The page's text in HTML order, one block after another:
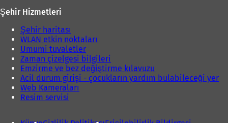
Şehir Hizmetleri
Şehir haritası
WLAN etkin noktaları
Umumi tuvaletler
Zaman çizelgesi bilgileri
Emzirme ve bez değiştirme kılavuzu
Acil durum girişi - çocukların yardım bulabileceği yer
Web Kameraları
Resim servisi